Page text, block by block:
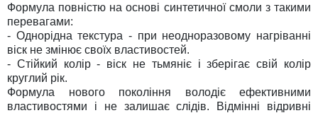
Формула повністю на основі синтетичної смоли з такими
перевагами:
- Однорідна текстура - при неодноразовому нагріванні
віск не змінює своїх властивостей.
- Стійкий колір - віск не тьмяніє і зберігає свій колір
круглий рік.
Формула нового покоління володіє ефективними
властивостями і не залишає слідів. Відмінні відривні